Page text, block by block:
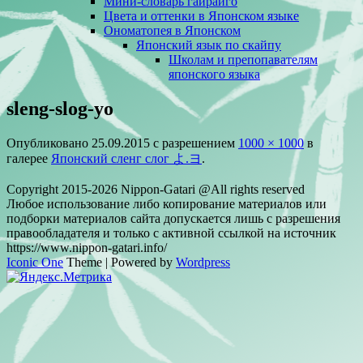
Цвета и оттенки в Японском языке
Ономатопея в Японском
Японский язык по скайпу
Школам и препопавателям
японского языка
sleng-slog-yo
Опубликовано 25.09.2015 с разрешением 1000 × 1000в
галерее Японский сленг слог よ.ヨ .
Copyright 2015-2026 Nippon-Gatari @All rights reserved
Любое использование либо копирование материалов или
подборки материалов сайта допускается лишь с разрешения
правообладателя и только с активной ссылкой на источник
https://www.nippon-gatari.info/
Iconic One Theme | Powered by Wordpress